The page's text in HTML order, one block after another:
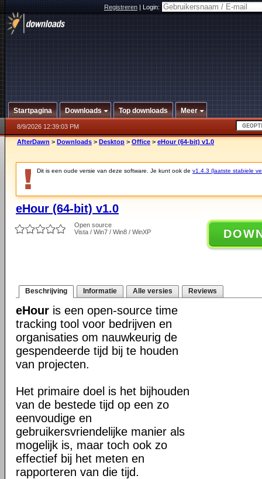
Registreren|Login:
Startpagina Downloads Top downloads Meer
8/9/2026 12:39:03 PM
AfterDawn > Downloads > Desktop > Office > eHour (64-bit) v1.0
Dit is een oude versie van deze software. Je kunt ook de v1.4.3 (laatste stabiele
eHour (64-bit) v1.0
Open source
Vista / Win7 / Win8 / WinXP
Beschrijving Informatie Alle versies Reviews
eHour is een open-source time
tracking tool voor bedrijven en
organisaties om nauwkeurig de
gespendeerde tijd bij te houden
van projecten.
Het primaire doel is het bijhouden
van de bestede tijd op een zo
eenvoudige en
gebruikersvriendelijke manier als
mogelijk is, maar toch ook zo
effectief bij het meten en
rapporteren van die tijd.